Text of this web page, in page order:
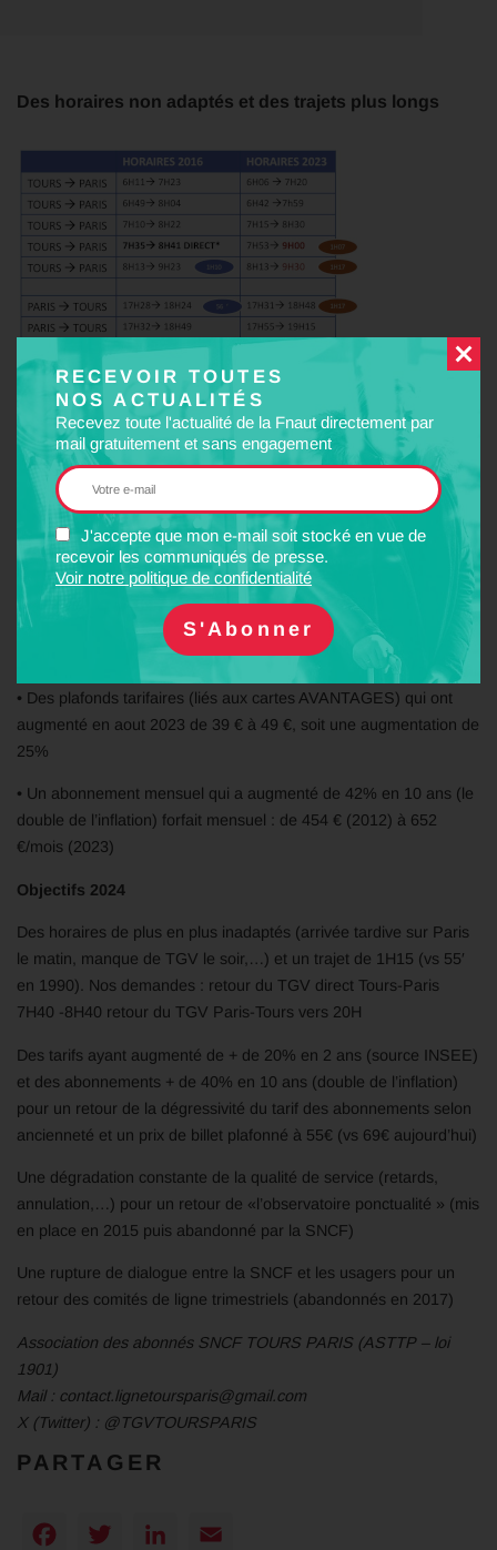
RECEVOIR TOUTES
NOS ACTUALITÉS
Recevez toute l'actualité de la Fnaut directement par
mail gratuitement et sans engagement
J'accepte que mon e-mail soit stocké en vue de
recevoir les communiqués de presse.
Voir notre politique de confidentialité
Des horaires non adaptés et des trajets plus longs
Des tarifs en constante évolution qui sont devenus
inaccessibles
• Des billets qui ont augmenté de 7,5% en 1 an (source INSEE
entre janvier 2022 et janvier 2023), après avoir augmenté de 15,3
% entre janvier et avril 2022 (source INSEE)
• Des plafonds tarifaires (liés aux cartes AVANTAGES) qui ont
augmenté en aout 2023 de 39 € à 49 €, soit une augmentation de
25%
• Un abonnement mensuel qui a augmenté de 42% en 10 ans (le
double de l’inflation) forfait mensuel : de 454 € (2012) à 652
€/mois (2023)
Objectifs 2024
Des horaires de plus en plus inadaptés (arrivée tardive sur Paris
le matin, manque de TGV le soir,…) et un trajet de 1H15 (vs 55′
en 1990). Nos demandes : retour du TGV direct Tours-Paris
7H40 -8H40 retour du TGV Paris-Tours vers 20H
Des tarifs ayant augmenté de + de 20% en 2 ans (source INSEE)
et des abonnements + de 40% en 10 ans (double de l’inflation)
pour un retour de la dégressivité du tarif des abonnements selon
ancienneté et un prix de billet plafonné à 55€ (vs 69€ aujourd’hui)
Une dégradation constante de la qualité de service (retards,
annulation,…) pour un retour de «l’observatoire ponctualité » (mis
en place en 2015 puis abandonné par la SNCF)
Une rupture de dialogue entre la SNCF et les usagers pour un
retour des comités de ligne trimestriels (abandonnés en 2017)
Association des abonnés SNCF TOURS PARIS (ASTTP – loi
1901)
Mail : contact.lignetoursparis@gmail.com
X (Twitter) : @TGVTOURSPARIS
PARTAGER
Facebook
TwitterLinkedIn